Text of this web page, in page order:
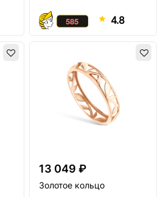
4.8
13 049 ₽
Золотое кольцо